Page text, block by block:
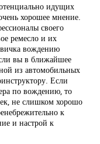
идущих
хорошее мнение.
своего
ремесло и их
вождению
вы в ближайшее
из автомобильных
Если
по вождению, то
не слишком хорошо
к
и настрой к